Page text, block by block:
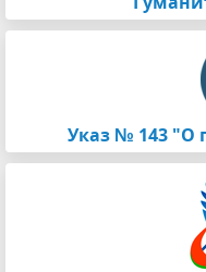
Указ № 143 "О